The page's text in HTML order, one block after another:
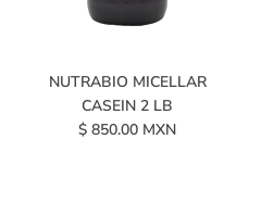
NUTRABIO MICELLAR
CASEIN 2 LB
$ 850.00 MXN